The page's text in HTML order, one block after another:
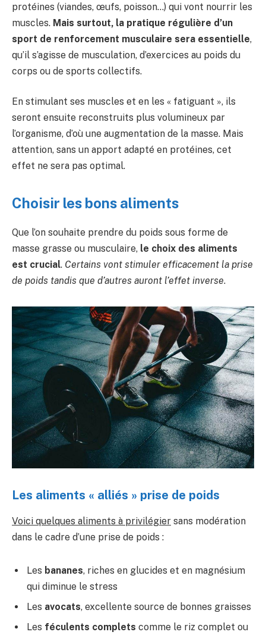
protéines (viandes, œufs, poisson…) qui vont nourrir les
muscles. Mais surtout, la pratique régulière d’un
sport de renforcement musculaire sera essentielle,
qu’il s’agisse de musculation, d’exercices au poids du
corps ou de sports collectifs.
En stimulant ses muscles et en les « fatiguant », ils
seront ensuite reconstruits plus volumineux par
l’organisme, d’où une augmentation de la masse. Mais
attention, sans un apport adapté en protéines, cet
effet ne sera pas optimal.
Choisir les bons aliments
Que l’on souhaite prendre du poids sous forme de
masse grasse ou musculaire, le choix des aliments
est crucial. Certains vont stimuler efficacement la prise
de poids tandis que d’autres auront l’effet inverse.
Les aliments « alliés » prise de poids
Voici quelques aliments à privilégier sans modération
dans le cadre d’une prise de poids :
Les bananes, riches en glucides et en magnésium
qui diminue le stress
Les avocats, excellente source de bonnes graisses
Les féculents complets comme le riz complet ou